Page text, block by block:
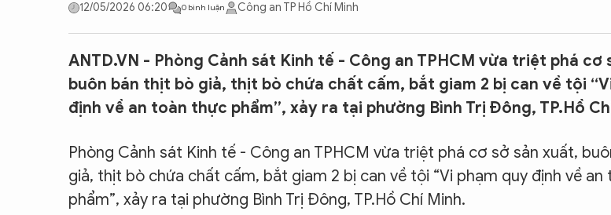
KINH DOANH
MULTIMEDIA
Podcast
Video
Ảnh
Infographic
12/05/2026 06:20 0 bình luận Công an TP Hồ Chí Minh
ANTD.VN - Phòng Cảnh sát Kinh tế - Công an TPHCM vừa triệt phá cơ
buôn bán thịt bò giả, thịt bò chứa chất cấm, bắt giam 2 bị can về tội
định về an toàn thực phẩm”, xảy ra tại phường Bình Trị Đông, TP.Hồ
Phòng Cảnh sát Kinh tế - Công an TPHCM vừa triệt phá cơ sở sản xuất,
giả, thịt bò chứa chất cấm, bắt giam 2 bị can về tội “Vi phạm quy định về
phẩm”, xảy ra tại phường Bình Trị Đông, TP.Hồ Chí Minh.